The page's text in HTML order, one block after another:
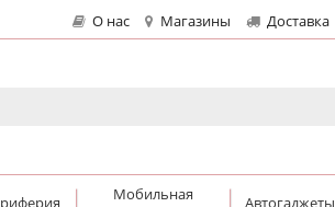
О нас Магазины Доставка
Мобильная
Автогаджеты